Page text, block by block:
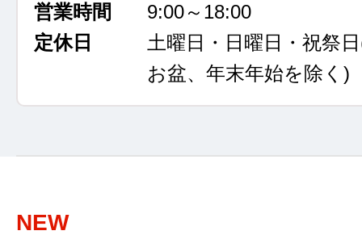
営業時間
9:00～18:00
定休日
土曜日・日曜日・祝祭日
お盆、年末年始を除く)
NEW